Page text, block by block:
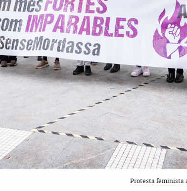
Protesta feminista